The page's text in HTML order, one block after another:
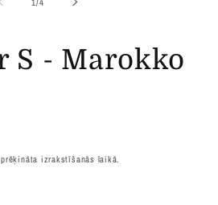
S - Marokko
izrakstīšanās laikā.